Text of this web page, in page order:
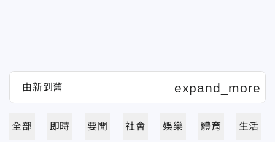
全部 即時 要聞 社會 娛樂 體育 生活